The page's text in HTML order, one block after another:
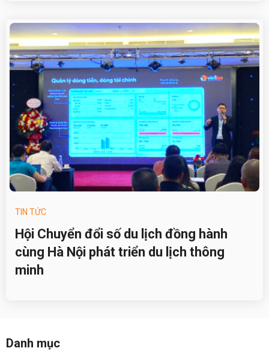
TIN TỨC
Hội Chuyển đổi số du lịch đồng hành
cùng Hà Nội phát triển du lịch thông
minh
Danh mục